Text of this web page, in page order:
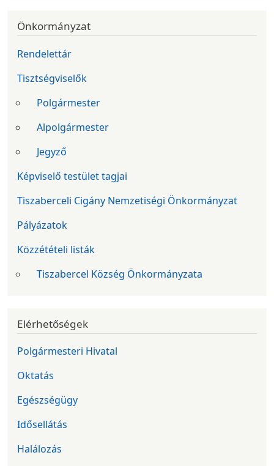
Önkormányzat
Rendelettár
Tisztségviselők
Polgármester
Alpolgármester
Jegyző
Képviselő testület tagjai
Tiszaberceli Cigány Nemzetiségi Önkormányzat
Pályázatok
Közzétételi listák
Tiszabercel Község Önkormányzata
Elérhetőségek
Polgármesteri Hivatal
Oktatás
Egészségügy
Idősellátás
Halálozás